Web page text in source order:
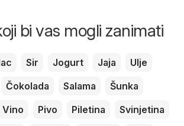
bi vas mogli zanimati
Sir Jogurt Jaja
Ulje
Čokolada Salama
Šunka
Vino Pivo Piletina
Svinjetina